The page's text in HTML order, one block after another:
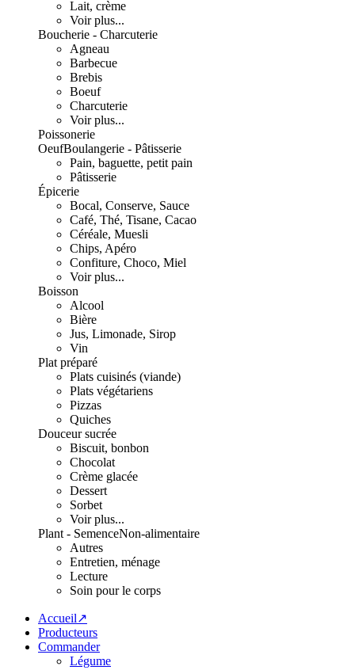
Lait, crème
Voir plus...
Boucherie - Charcuterie
Agneau
Barbecue
Brebis
Boeuf
Charcuterie
Voir plus...
Poissonerie
OeufBoulangerie - Pâtisserie
Pain, baguette, petit pain
Pâtisserie
Épicerie
Bocal, Conserve, Sauce
Café, Thé, Tisane, Cacao
Céréale, Muesli
Chips, Apéro
Confiture, Choco, Miel
Voir plus...
Boisson
Alcool
Bière
Jus, Limonade, Sirop
Vin
Plat préparé
Plats cuisinés (viande)
Plats végétariens
Pizzas
Quiches
Douceur sucrée
Biscuit, bonbon
Chocolat
Crème glacée
Dessert
Sorbet
Voir plus...
Plant - SemenceNon-alimentaire
Autres
Entretien, ménage
Lecture
Soin pour le corps
Accueil↗
Producteurs
Commander
Légume